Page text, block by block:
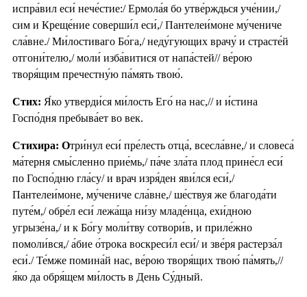
испра́вил еси́ нече́стие:/ Ермола́я бо утве́рждься уче́нии,/
сим и Креще́ние соверши́л еси́,/ Пантелеи́моне му́чениче
сла́вне./ Ми́лостиваго Бо́га,/ неду́гующих врачу́ и страсте́й
отгони́телю,/ моли́ изба́витися от напа́стей// ве́рою
творя́щим пречестну́ю па́мять твою́.
Стих: Я́ко утверди́ся ми́лость Его́ на нас,// и и́стина
Госпо́дня пребыва́ет во век.
Стихира: Отри́нул еси́ пре́лесть отца́, всесла́вне,/ и словеса́
ма́терня смы́сленно прие́мь,/ па́че зла́та плод прине́сл еси́
по Госпо́дню гла́су/ и врач изря́ден яви́лся еси́,/
Пантелеи́моне, му́чениче сла́вне,/ ше́ствуя же благода́ти
путе́м,/ обре́л еси́ лежа́ща ни́зу младе́нца, ехи́дною
угрызе́на,/ и к Бо́гу моли́тву сотвори́в, и приле́жно
помоли́вся,/ а́бие о́трока воскреси́л еси́/ и зве́ря растерза́л
еси́./ Те́мже помина́й нас, ве́рою творя́щих твою́ па́мять,//
я́ко да обря́щем ми́лость в День Су́дный.